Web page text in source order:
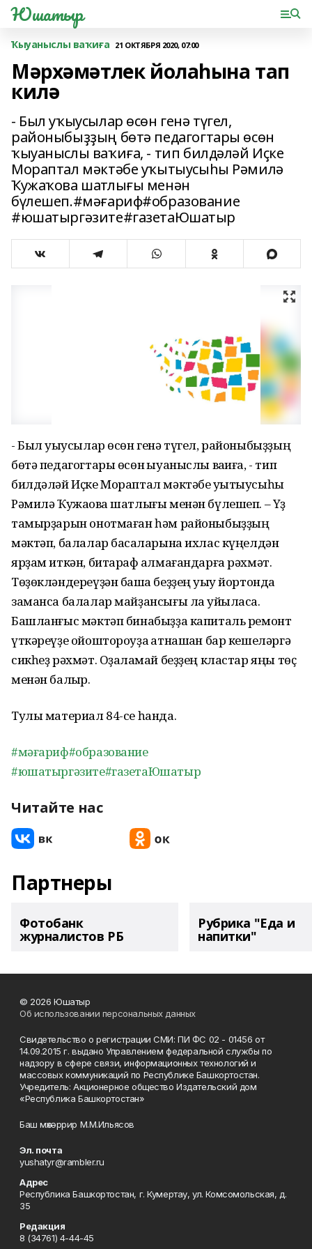
Юшатыр
Ҡыуаныслы ваҡиға 21 ОКТЯБРЯ 2020, 07:00
Мәрхәмәтлек йолаһына тап
килә
- Был уҡыусылар өсөн генә түгел,
районыбыҙҙың бөтә педагогтары өсөн
ҡыуаныслы ваҡиға, - тип билдәләй Иҫке
Мораптал мәктәбе уҡытыусыһы Рәмилә
Ҡужаҡова шатлығы менән
бүлешеп.#мәғариф#образование
#юшатыргәзите#газетаЮшатыр
- Был уҡыусылар өсөн генә түгел, районыбыҙҙың
бөтә педагогтары өсөн ҡыуаныслы ваҡиға, - тип
билдәләй Иҫке Мораптал мәктәбе уҡытыусыһы
Рәмилә Ҡужаҡова шатлығы менән бүлешеп. – Үҙ
тамырҙарын онотмаған һәм районыбыҙҙың
мәктәп, балалар баҡсаларына ихлас күңелдән
ярҙам иткән, битараф ҡалмағандарға рәхмәт.
Төҙөкләндереүҙән башҡа беҙҙең уҡыу йортонда
заманса балалар майҙансығы ла ҡуйыласаҡ.
Башланғыс мәктәп бинабыҙҙа капиталь ремонт
үткәреүҙе ойоштороуҙа ҡатнашҡан бар кешеләргә
сикһеҙ рәхмәт. Оҙаҡламай беҙҙең кластар яңы төҫ
менән балҡыр.
Тулы материал 84-се һанда.
#мәғариф#образование
#юшатыргәзите#газетаЮшатыр
Читайте нас
Партнеры
Фотобанк
журналистов РБ
Рубрика "Еда и
напитки"
© 2026 Юшатыр
Об использовании персональных данных
Свидетельство о регистрации СМИ: ПИ ФС 02 - 01456 от
14.09.2015 г. выдано Управлением федеральной службы по
надзору в сфере связи, информационных технологий и
массовых коммуникаций по Республике Башкортостан.
Учредитель: Акционерное общество Издательский дом
«Республика Башкортостан»
Баш мөхәррир М.М.Ильясов
Эл. почта
yushatyr@rambler.ru
Адрес
Республика Башкортостан, г. Кумертау, ул. Комсомольская, д.
35
Редакция
8 (34761) 4-44-45